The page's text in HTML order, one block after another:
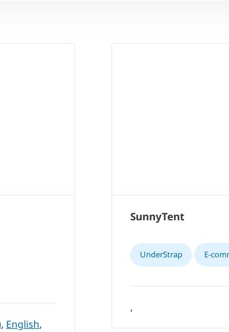
, English,
SunnyTent
UnderStrap E-
,